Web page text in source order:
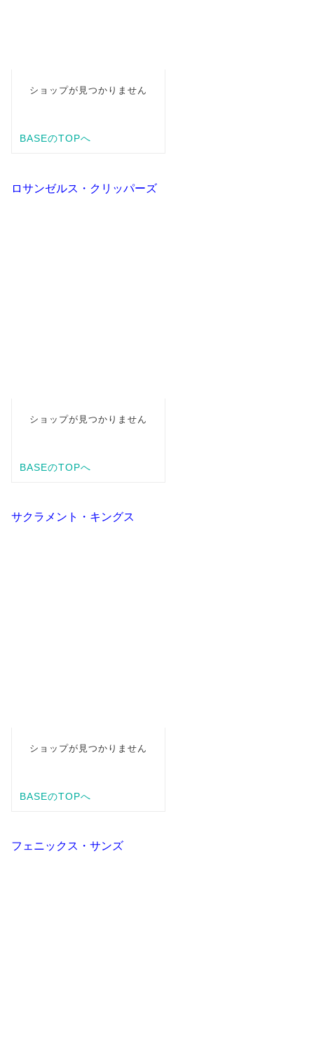
ロサンゼルス・クリッパーズ
サクラメント・キングス
フェニックス・サンズ